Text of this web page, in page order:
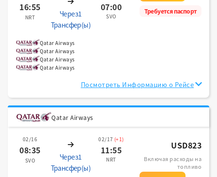
16:55
NRT
Через1
Трансфер(ы)
07:00
SVO
Требуется паспорт
Qatar Airways
Qatar Airways
Qatar Airways
Qatar Airways
Посмотреть Информацию о Рейсе
Qatar Airways
02/16
08:35
SVO
Через1
Трансфер(ы)
02/17 (+1)
11:55
NRT
USD823
Включая расходы на
топливо